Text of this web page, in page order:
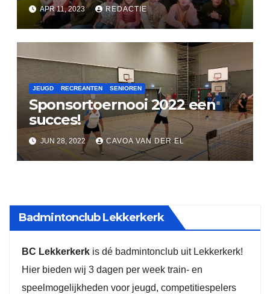
APR 11, 2023 REDACTIE
JEUGD RECREANTEN SENIOREN
Sponsortoernooi 2022 een
succes!
JUN 28, 2022 CAVOA VAN DER EL
Badmintonclub Lekkerkerk
BC Lekkerkerk is dé badmintonclub uit Lekkerkerk!
Hier bieden wij 3 dagen per week train- en
speelmogelijkheden voor jeugd, competitiespelers